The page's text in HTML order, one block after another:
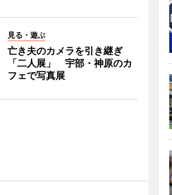
見る・遊ぶ
亡き夫のカメラを引き継ぎ
「二人展」 宇部・神原のカ
フェで写真展